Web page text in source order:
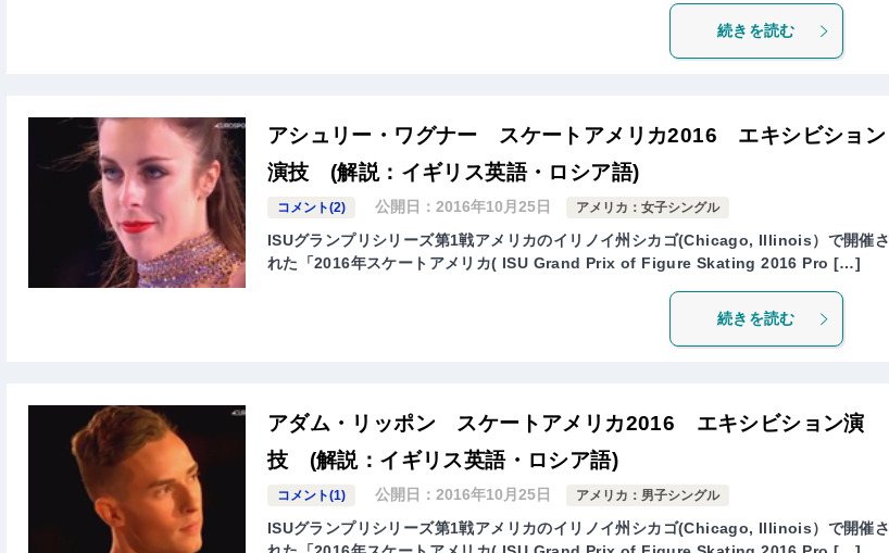
続きを読む
アシュリー・ワグナー スケートアメリカ2016 エキシビション
演技 (解説：イギリス英語・ロシア語)
コメント(2) 公開日：2016年10月25日 アメリカ：女子シングル
ISUグランプリシリーズ第1戦アメリカのイリノイ州シカゴ(Chicago, Illinois）で開催さ
れた「2016年スケートアメリカ( ISU Grand Prix of Figure Skating 2016 Pro […]
続きを読む
アダム・リッポン スケートアメリカ2016 エキシビション演
技 (解説：イギリス英語・ロシア語)
コメント(1) 公開日：2016年10月25日 アメリカ：男子シングル
ISUグランプリシリーズ第1戦アメリカのイリノイ州シカゴ(Chicago, Illinois）で開催さ